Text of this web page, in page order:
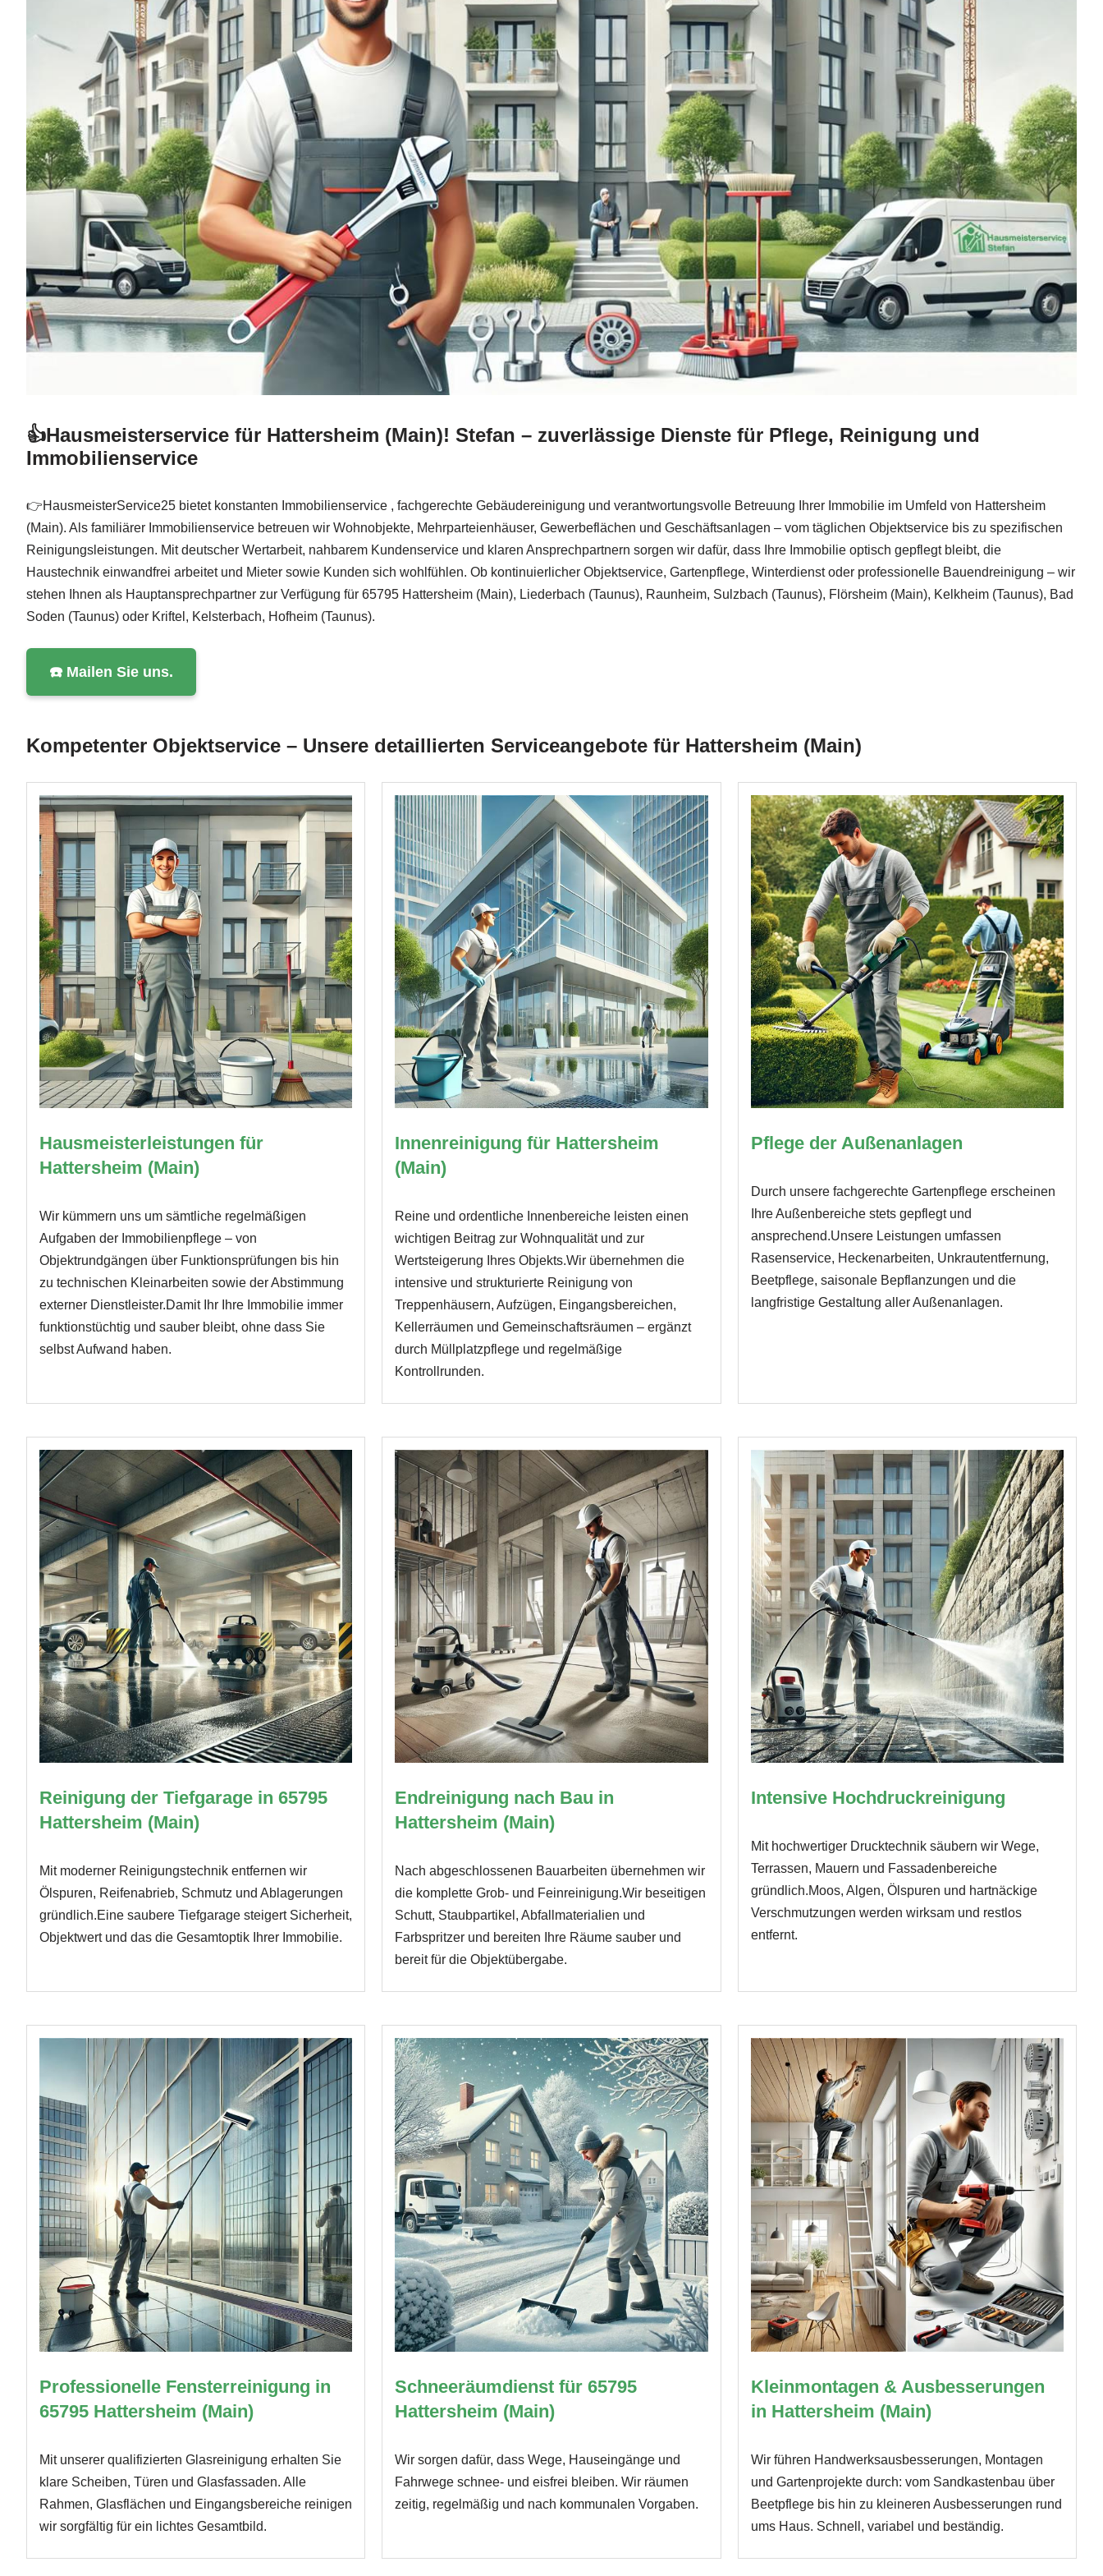
👍Hausmeisterservice für Hattersheim (Main)! Stefan – zuverlässige Dienste für Pflege, Reinigung und
Immobilienservice
👉HausmeisterService25 bietet konstanten Immobilienservice , fachgerechte Gebäudereinigung und verantwortungsvolle Betreuung Ihrer Immobilie im Umfeld von Hattersheim
(Main). Als familiärer Immobilienservice betreuen wir Wohnobjekte, Mehrparteienhäuser, Gewerbeflächen und Geschäftsanlagen – vom täglichen Objektservice bis zu spezifischen
Reinigungsleistungen. Mit deutscher Wertarbeit, nahbarem Kundenservice und klaren Ansprechpartnern sorgen wir dafür, dass Ihre Immobilie optisch gepflegt bleibt, die
Haustechnik einwandfrei arbeitet und Mieter sowie Kunden sich wohlfühlen. Ob kontinuierlicher Objektservice, Gartenpflege, Winterdienst oder professionelle Bauendreinigung – wir
stehen Ihnen als Hauptansprechpartner zur Verfügung für 65795 Hattersheim (Main), Liederbach (Taunus), Raunheim, Sulzbach (Taunus), Flörsheim (Main), Kelkheim (Taunus), Bad
Soden (Taunus) oder Kriftel, Kelsterbach, Hofheim (Taunus).
☎️ Mailen Sie uns.
Kompetenter Objektservice – Unsere detaillierten Serviceangebote für Hattersheim (Main)
Hausmeisterleistungen für
Hattersheim (Main)
Wir kümmern uns um sämtliche regelmäßigen
Aufgaben der Immobilienpflege – von
Objektrundgängen über Funktionsprüfungen bis hin
zu technischen Kleinarbeiten sowie der Abstimmung
externer Dienstleister.Damit Ihr Ihre Immobilie immer
funktionstüchtig und sauber bleibt, ohne dass Sie
selbst Aufwand haben.
Innenreinigung für Hattersheim
(Main)
Reine und ordentliche Innenbereiche leisten einen
wichtigen Beitrag zur Wohnqualität und zur
Wertsteigerung Ihres Objekts.Wir übernehmen die
intensive und strukturierte Reinigung von
Treppenhäusern, Aufzügen, Eingangsbereichen,
Kellerräumen und Gemeinschaftsräumen – ergänzt
durch Müllplatzpflege und regelmäßige
Kontrollrunden.
Pflege der Außenanlagen
Durch unsere fachgerechte Gartenpflege erscheinen
Ihre Außenbereiche stets gepflegt und
ansprechend.Unsere Leistungen umfassen
Rasenservice, Heckenarbeiten, Unkrautentfernung,
Beetpflege, saisonale Bepflanzungen und die
langfristige Gestaltung aller Außenanlagen.
Reinigung der Tiefgarage in 65795
Hattersheim (Main)
Mit moderner Reinigungstechnik entfernen wir
Ölspuren, Reifenabrieb, Schmutz und Ablagerungen
gründlich.Eine saubere Tiefgarage steigert Sicherheit,
Objektwert und das die Gesamtoptik Ihrer Immobilie.
Endreinigung nach Bau in
Hattersheim (Main)
Nach abgeschlossenen Bauarbeiten übernehmen wir
die komplette Grob- und Feinreinigung.Wir beseitigen
Schutt, Staubpartikel, Abfallmaterialien und
Farbspritzer und bereiten Ihre Räume sauber und
bereit für die Objektübergabe.
Intensive Hochdruckreinigung
Mit hochwertiger Drucktechnik säubern wir Wege,
Terrassen, Mauern und Fassadenbereiche
gründlich.Moos, Algen, Ölspuren und hartnäckige
Verschmutzungen werden wirksam und restlos
entfernt.
Professionelle Fensterreinigung in
65795 Hattersheim (Main)
Mit unserer qualifizierten Glasreinigung erhalten Sie
klare Scheiben, Türen und Glasfassaden. Alle
Rahmen, Glasflächen und Eingangsbereiche reinigen
wir sorgfältig für ein lichtes Gesamtbild.
Schneeräumdienst für 65795
Hattersheim (Main)
Wir sorgen dafür, dass Wege, Hauseingänge und
Fahrwege schnee- und eisfrei bleiben. Wir räumen
zeitig, regelmäßig und nach kommunalen Vorgaben.
Kleinmontagen & Ausbesserungen
in Hattersheim (Main)
Wir führen Handwerksausbesserungen, Montagen
und Gartenprojekte durch: vom Sandkastenbau über
Beetpflege bis hin zu kleineren Ausbesserungen rund
ums Haus. Schnell, variabel und beständig.